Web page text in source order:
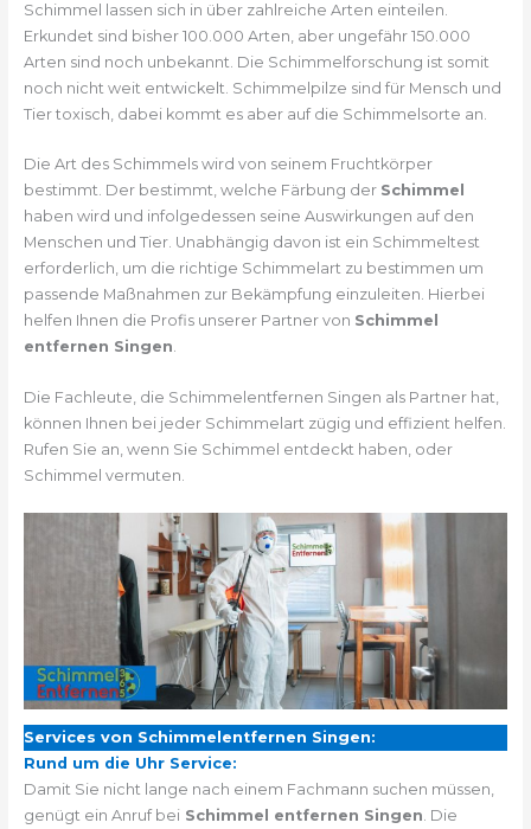
Schimmel lassen sich in über zahlreiche Arten einteilen.
Erkundet sind bisher 100.000 Arten, aber ungefähr 150.000
Arten sind noch unbekannt. Die Schimmelforschung ist somit
noch nicht weit entwickelt. Schimmelpilze sind für Mensch und
Tier toxisch, dabei kommt es aber auf die Schimmelsorte an.
Die Art des Schimmels wird von seinem Fruchtkörper
bestimmt. Der bestimmt, welche Färbung der Schimmel
haben wird und infolgedessen seine Auswirkungen auf den
Menschen und Tier. Unabhängig davon ist ein Schimmeltest
erforderlich, um die richtige Schimmelart zu bestimmen um
passende Maßnahmen zur Bekämpfung einzuleiten. Hierbei
helfen Ihnen die Profis unserer Partner von Schimmel
entfernen Singen.
Die Fachleute, die Schimmelentfernen Singen als Partner hat,
können Ihnen bei jeder Schimmelart zügig und effizient helfen.
Rufen Sie an, wenn Sie Schimmel entdeckt haben, oder
Schimmel vermuten.
Services von Schimmelentfernen Singen:
Rund um die Uhr Service:
Damit Sie nicht lange nach einem Fachmann suchen müssen,
genügt ein Anruf bei Schimmel entfernen Singen . Die